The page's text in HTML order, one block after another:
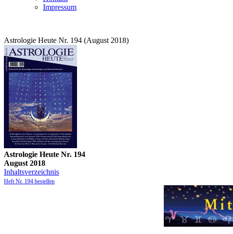
Impressum
Astrologie Heute Nr. 194 (August 2018)
Astrologie Heute Nr. 194
August 2018
Inhaltsverzeichnis
Heft Nr. 194 bestellen